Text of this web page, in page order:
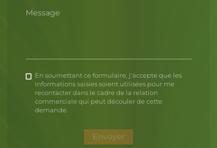
Message
En soumettant ce formulaire, j'accepte que les
informations saisies soient utilisées pour me
recontacter dans le cadre de la relation
commerciale qui peut découler de cette
demande.
Envoyer